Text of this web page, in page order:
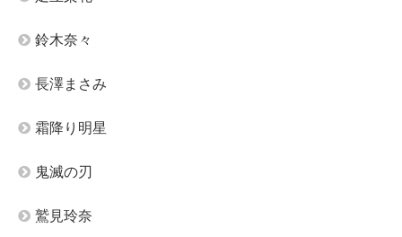
鈴木奈々
長澤まさみ
霜降り明星
鬼滅の刃
鷲見玲奈